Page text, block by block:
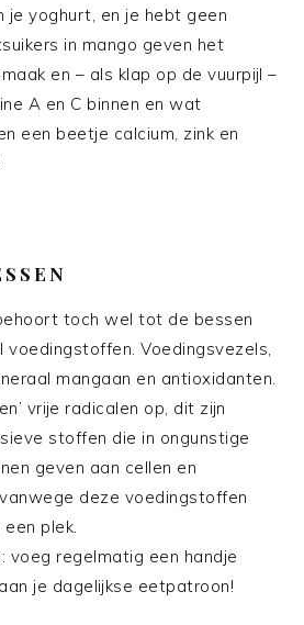
je yoghurt, en je hebt geen
in mango geven het
en – als klap op de vuurpijl –
A en C binnen en wat
een beetje calcium, zink en
toch wel tot de bessen
Voedingsvezels,
mangaan en antioxidanten.
vrije radicalen op, dit zijn
stoffen die in ongunstige
geven aan cellen en
deze voedingstoffen
plek.
voeg regelmatig een handje
je dagelijkse eetpatroon!